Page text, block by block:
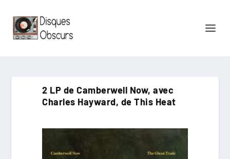
2 LP de Camberwell Now, avec
Charles Hayward, de This Heat